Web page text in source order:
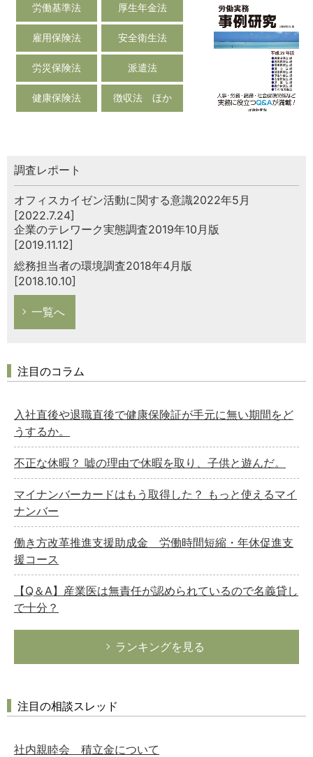
労働基準法 厚生年金法
雇用保険法 安全衛生法
労災保険法 派遣法
健康保険法 徴収法 ほか
調査レポート
オフィスカイゼン活動に関する意識2022年5月
[2022.7.24]
企業のテレワーク実態調査2019年10月版
[2019.11.12]
総務担当者の環境調査2018年4月版
[2018.10.10]
一覧へ
注目のコラム
入社直後や退職直後で健康保険証が手元に無い期間をど
うするか。
不正な休暇？ 嘘の理由で休暇を取り、子供と遊んだ。
マイナンバーカードはもう取得した？ もっと使えるマイ
ナンバー
働き方改革推進支援助成金 労働時間短縮・年休促進支
援コース
【Q＆A】産業医は無責任が認められているので名義貸し
で十分？
ランキングを見る
注目の相談スレッド
社内親睦会 積立金について